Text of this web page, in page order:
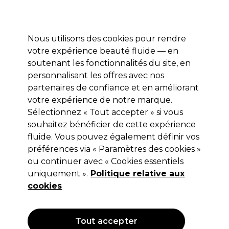
Se connecter
Marques Bons plans 🌟 Coiffure Electro et Matériel
Livraison le lendemain*
Après expédition, du lundi au vendredi
Contactez-nous
Contactez Nous
Nous utilisons des cookies pour rendre
votre expérience beauté fluide — en
soutenant les fonctionnalités du site, en
personnalisant les offres avec nos
partenaires de confiance et en améliorant
votre expérience de notre marque.
Sélectionnez « Tout accepter » si vous
souhaitez bénéficier de cette expérience
fluide. Vous pouvez également définir vos
préférences via « Paramètres des cookies »
ou continuer avec « Cookies essentiels
uniquement ». Politique relative aux
cookies
Tout accepter